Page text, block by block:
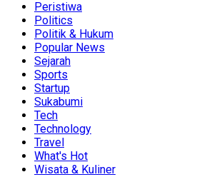
Peristiwa
Politics
Politik & Hukum
Popular News
Sejarah
Sports
Startup
Sukabumi
Tech
Technology
Travel
What's Hot
Wisata & Kuliner